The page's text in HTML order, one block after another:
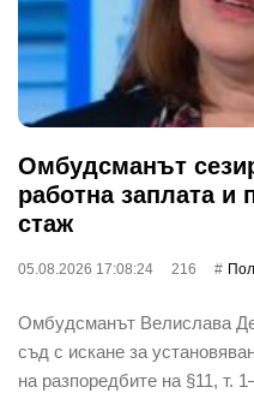
Омбудсманът
работна заплата и
стаж
05.08.2026 17:08:24 216
Омбудсманът Велислава
съд с искане за
на разпоредбите на §11, т.